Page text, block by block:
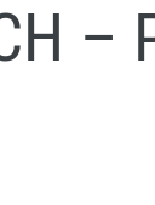
–